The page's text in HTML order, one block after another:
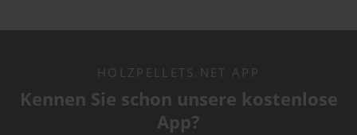
HOLZPELLETS.NET APP
Kennen Sie schon unsere kostenlose
App?